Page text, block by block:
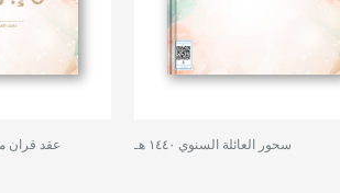
عقد قران سحور العائلة السنوي ١٤٤٠ هـ